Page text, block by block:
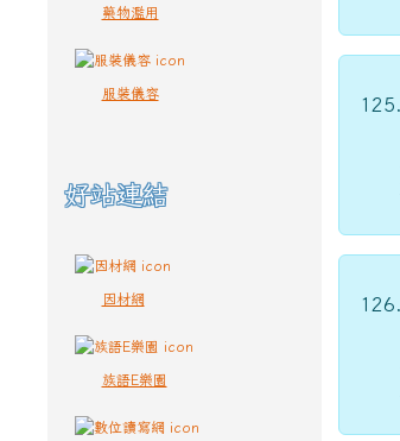
藥物濫用
服裝儀容
好站連結
因材網
族語E樂園
125.
126.